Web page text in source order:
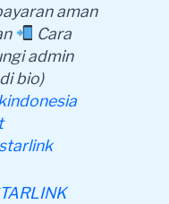
aman
Cara
admin
bio)